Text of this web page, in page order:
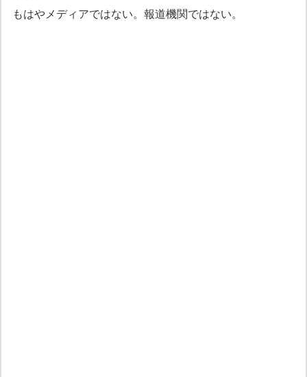
もはやメディアではない。報道機関ではない。